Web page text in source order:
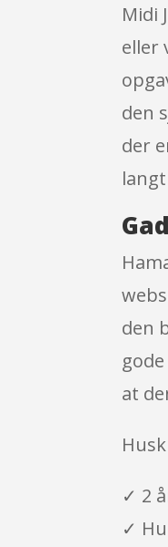
Midi
eller
den
der
den
at
✓ 2
✓